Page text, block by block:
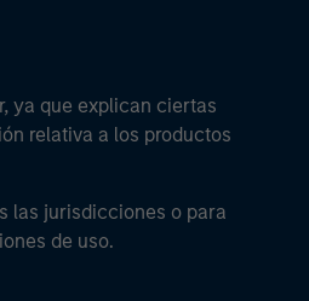
ya que explican ciertas
relativa a los productos
las jurisdicciones o para
de uso.